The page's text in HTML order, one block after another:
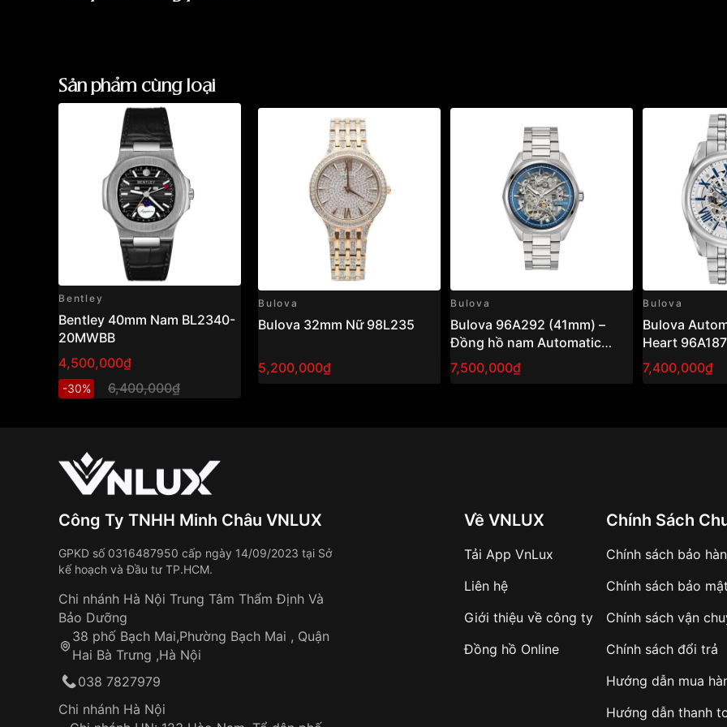
Tần số dao động:28,800 vph
Chống nước: 50m (5 ATM)
Tình trạng:Like New – Fullbox
Đánh giá tổng quan
Frederique Constant Classics Index FC-303NN5B6B là mẫu đồng hồ
Thụy Sĩ automatic đáng cân nhắc trong phân khúc dress watch thanh
lịch. Thiết kế tối giản, mặt số xanh dễ phối đồ cùng bộ máy FC-303 ổn
định giúp mẫu đồng hồ này phù hợp với nhiều phong cách và độ tuổi.
Những sản phẩm tương tự
"Frederique Constant Classics Index FC-
303NN5B6B – Đồng Hồ Cơ Automatic Thụy Sĩ Mặt Xanh 40mm":
Sản phẩm cùng loại
Bentley
Bentley 40mm Nam BL2340-
20MWBB
4,500,000₫
-30% 6,400,000₫
Bulova
Bulova 32mm Nữ 98L235
5,200,000₫
Bulova
Bulova 96A292 (41mm) –
Đồng hồ nam Automatic
Skeleton, thiết kế lộ máy ấn
tượng
7,500,000₫
Bulova
Bulova
Heart
Đồng hồ nam
phong cách
7,400,000₫
Công Ty TNHH Minh Châu VNLUX
GPKD số 0316487950 cấp ngày 14/09/2023 tại Sở
kế hoạch và Đầu tư TP.HCM.
Chi nhánh Hà Nội Trung Tâm Thẩm Định Và
Bảo Dưỡng
38 phố Bạch Mai,Phường Bạch Mai , Quận
Hai Bà Trưng ,Hà Nội
038 7827979
Chi nhánh Hà Nội
Về VNLUX
Tải App VnLux
Liên hệ
Giới thiệu về công ty
Đồng hồ Online
Chính Sách
Chính sách bảo
Chính sách bảo mật
Chính sách vận
Chính sách đổi trả
Hướng dẫn mua
Hướng dẫn thanh